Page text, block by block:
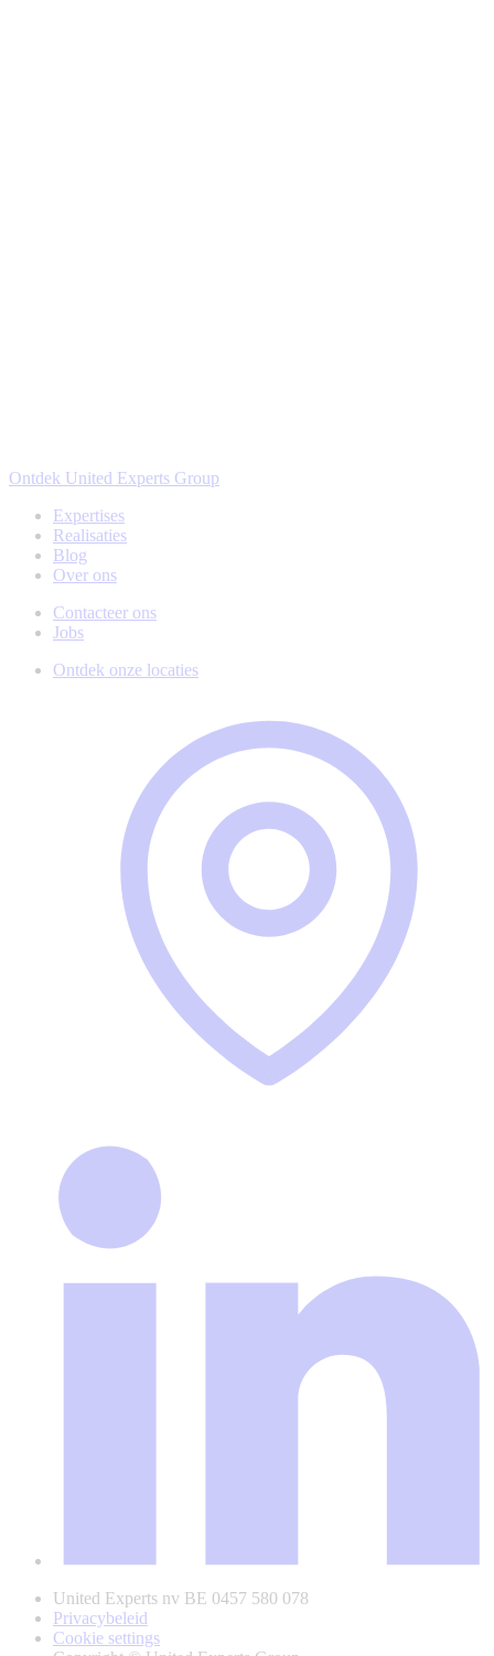
Ontdek United Experts Group
Expertises
Realisaties
Blog
Over ons
Contacteer ons
Jobs
Ontdek onze locaties
United Experts nv BE 0457 580 078
Privacybeleid
Cookie settings